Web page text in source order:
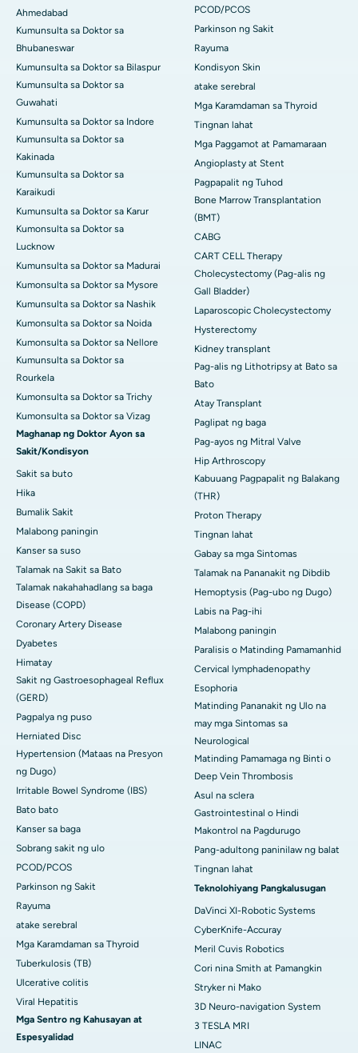
Ahmedabad
Kumunsulta sa Doktor sa
Bhubaneswar
Kumunsulta sa Doktor sa Bilaspur
Kumunsulta sa Doktor sa
Guwahati
Kumunsulta sa Doktor sa Indore
Kumunsulta sa Doktor sa
Kakinada
Kumunsulta sa Doktor sa
Karaikudi
Kumunsulta sa Doktor sa Karur
Kumonsulta sa Doktor sa
Lucknow
Kumunsulta sa Doktor sa Madurai
Kumonsulta sa Doktor sa Mysore
Kumunsulta sa Doktor sa Nashik
Kumonsulta sa Doktor sa Noida
Kumonsulta sa Doktor sa Nellore
Kumunsulta sa Doktor sa
Rourkela
Kumonsulta sa Doktor sa Trichy
Kumonsulta sa Doktor sa Vizag
Maghanap ng Doktor Ayon sa
Sakit/Kondisyon
Sakit sa buto
Hika
Bumalik Sakit
Malabong paningin
Kanser sa suso
Talamak na Sakit sa Bato
Talamak nakahahadlang sa baga
Disease (COPD)
Coronary Artery Disease
Dyabetes
Himatay
Sakit ng Gastroesophageal Reflux
(GERD)
Pagpalya ng puso
Herniated Disc
Hypertension (Mataas na Presyon
ng Dugo)
Irritable Bowel Syndrome (IBS)
Bato bato
Kanser sa baga
Sobrang sakit ng ulo
PCOD/PCOS
Parkinson ng Sakit
Rayuma
atake serebral
Mga Karamdaman sa Thyroid
Tuberkulosis (TB)
Ulcerative colitis
Viral Hepatitis
Mga Sentro ng Kahusayan at
Espesyalidad
PCOD/PCOS
Parkinson ng Sakit
Rayuma
Kondisyon Skin
atake serebral
Mga Karamdaman sa Thyroid
Tingnan lahat
Mga Paggamot at Pamamaraan
Angioplasty at Stent
Pagpapalit ng Tuhod
Bone Marrow Transplantation
(BMT)
CABG
CART CELL Therapy
Cholecystectomy (Pag-alis ng
Gall Bladder)
Laparoscopic Cholecystectomy
Hysterectomy
Kidney transplant
Pag-alis ng Lithotripsy at Bato sa
Bato
Atay Transplant
Paglipat ng baga
Pag-ayos ng Mitral Valve
Hip Arthroscopy
Kabuuang Pagpapalit ng Balakang
(THR)
Proton Therapy
Tingnan lahat
Gabay sa mga Sintomas
Talamak na Pananakit ng Dibdib
Hemoptysis (Pag-ubo ng Dugo)
Labis na Pag-ihi
Malabong paningin
Paralisis o Matinding Pamamanhid
Cervical lymphadenopathy
Esophoria
Matinding Pananakit ng Ulo na
may mga Sintomas sa
Neurological
Matinding Pamamaga ng Binti o
Deep Vein Thrombosis
Asul na sclera
Gastrointestinal o Hindi
Makontrol na Pagdurugo
Pang-adultong paninilaw ng balat
Tingnan lahat
Teknolohiyang Pangkalusugan
DaVinci XI-Robotic Systems
CyberKnife-Accuray
Meril Cuvis Robotics
Cori nina Smith at Pamangkin
Stryker ni Mako
3D Neuro-navigation System
3 TESLA MRI
LINAC